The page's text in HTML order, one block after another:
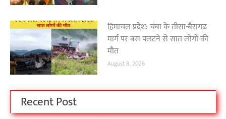
हिमाचल प्रदेश: चंबा के तीसा-बैरागढ़
मार्ग पर बस पलटने से सात लोगों की
मौत
August 8, 2026
Recent Post